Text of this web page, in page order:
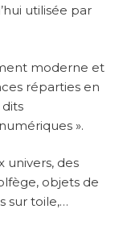
utilisée par
moderne et
réparties en
».
univers, des
objets de
sur toile,…